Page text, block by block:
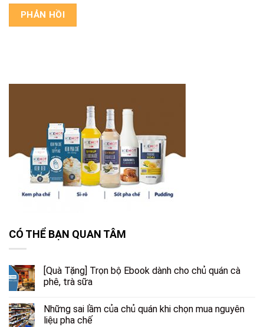
CÓ THỂ BẠN QUAN TÂM
[Quà Tặng] Trọn bộ Ebook dành cho chủ quán cà
phê, trà sữa
Những sai lầm của chủ quán khi chọn mua nguyên
liệu pha chế